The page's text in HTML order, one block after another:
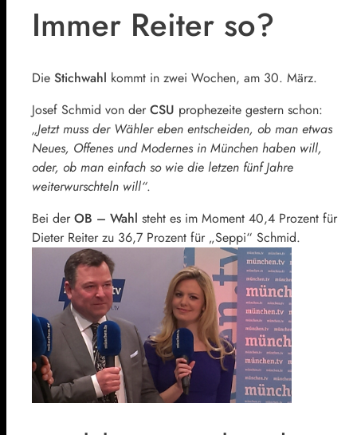
Immer Reiter so?
Die Stichwahl kommt in zwei Wochen, am 30. März.
Josef Schmid von der CSU prophezeite gestern schon:
„Jetzt muss der Wähler eben entscheiden, ob man etwas
Neues, Offenes und Modernes in München haben will,
oder, ob man einfach so wie die letzen fünf Jahre
weiterwurschteln will“.
Bei der OB – Wahl steht es im Moment 40,4 Prozent für
Dieter Reiter zu 36,7 Prozent für „Seppi“ Schmid.